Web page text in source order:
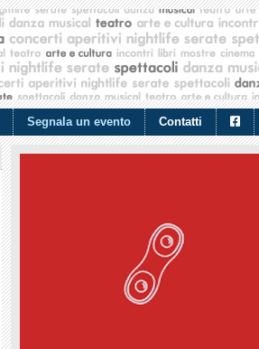
Segnala un evento Contatti